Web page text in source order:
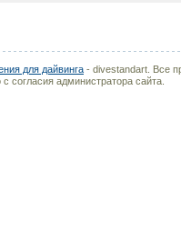
для дайвинга - divestandart. Все
согласия администратора сайта.